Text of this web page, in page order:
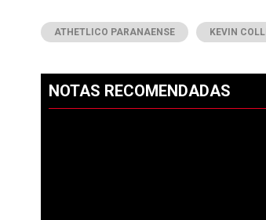
ATHETLICO PARANAENSE KEVIN COLLI
NOTAS RECOMENDADAS